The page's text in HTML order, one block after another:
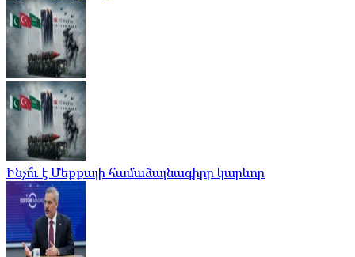
Ինչո՞ւ է Մեքքայի համաձայնագիրը կարևոր